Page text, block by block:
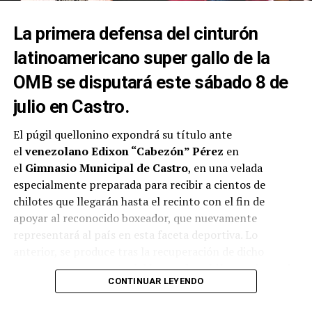
La primera defensa del cinturón
latinoamericano super gallo de la
OMB se disputará este sábado 8 de
julio en Castro.
El púgil quellonino expondrá su título ante
elvenezolano Edixon “Cabezón” Pérez en
el Gimnasio Municipal de Castro, en una velada
especialmente preparada para recibir a cientos de
chilotes que llegarán hasta el recinto con el fin de
apoyar al reconocido boxeador, que nuevamente
representará al país en esta faceta deportiva. Lo
campeonato por parte delboxeador chileno, el pasado
mes de abril ante elboliviano Ramón Averanga
CONTINUAR LEYENDO